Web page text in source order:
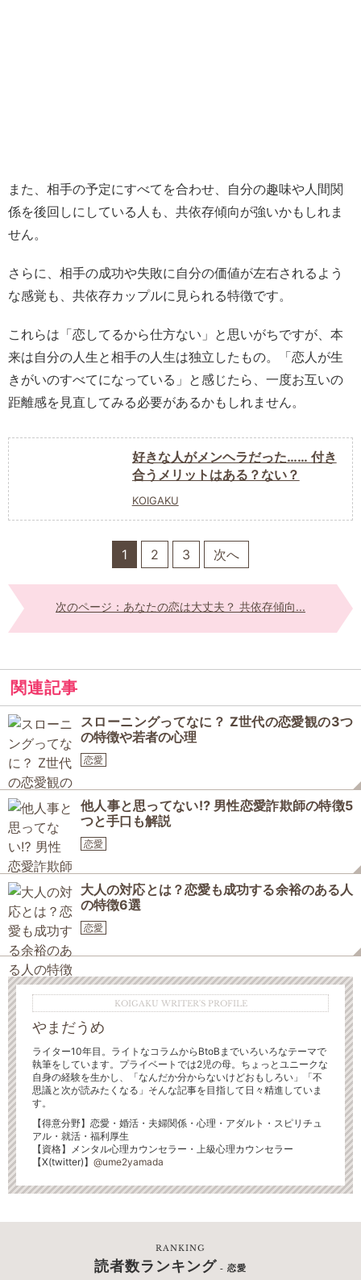
また、相手の予定にすべてを合わせ、自分の趣味や人間関
係を後回しにしている人も、共依存傾向が強いかもしれま
せん。
さらに、相手の成功や失敗に自分の価値が左右されるよう
な感覚も、共依存カップルに見られる特徴です。
これらは「恋してるから仕方ない」と思いがちですが、本
来は自分の人生と相手の人生は独立したもの。「恋人が生
きがいのすべてになっている」と感じたら、一度お互いの
距離感を見直してみる必要があるかもしれません。
好きな人がメンヘラだった…… 付き
合うメリットはある？ない？
KOIGAKU
1 2 3 次へ
次のページ：あなたの恋は大丈夫？ 共依存傾向...
関連記事
スローニングってなに？ Z世代の恋愛観の3つ
の特徴や若者の心理
恋愛
他人事と思ってない⁉ 男性恋愛詐欺師の特徴5
つと手口も解説
恋愛
大人の対応とは？恋愛も成功する余裕のある人
の特徴6選
恋愛
KOIGAKU WRITER'S PROFILE
やまだうめ
ライター10年目。ライトなコラムからBtoBまでいろいろなテーマで
執筆をしています。プライベートでは2児の母。ちょっとユニークな
自身の経験を生かし、「なんだか分からないけどおもしろい」「不
思議と次が読みたくなる」そんな記事を目指して日々精進していま
す。
【得意分野】恋愛・婚活・夫婦関係・心理・アダルト・スピリチュ
アル・就活・福利厚生
【資格】メンタル心理カウンセラー・上級心理カウンセラー
【X(twitter)】 @ume2yamada
RANKING
読者数ランキング - 恋愛